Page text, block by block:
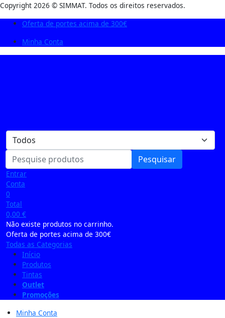
Copyright 2026 © SIMMAT. Todos os direitos reservados.
Oferta de portes acima de 300€
Minha Conta
Pesquisar
Entrar
Conta
0
Total
0,00 €
Não existe produtos no carrinho.
Oferta de portes acima de 300€
Todas as Categorias
Início
Produtos
Tintas
Outlet
Promoções
Minha Conta